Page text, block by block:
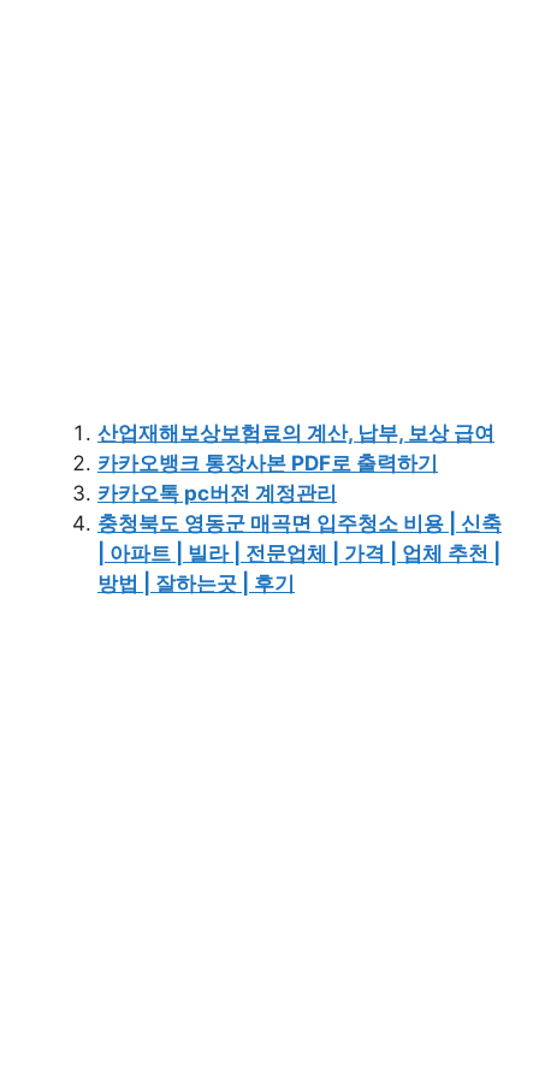
산업재해보상보험료의 계산, 납부, 보상 급여
카카오뱅크 통장사본 PDF로 출력하기
카카오톡 pc버전 계정관리
충청북도 영동군 매곡면 입주청소 비용 | 신축
| 아파트 | 빌라 | 전문업체 | 가격 | 업체 추천 |
방법 | 잘하는곳 | 후기